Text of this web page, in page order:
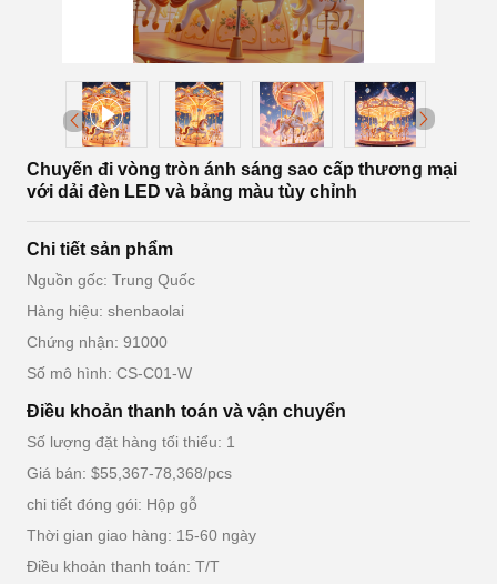
Chuyến đi vòng tròn ánh sáng sao cấp thương mại
với dải đèn LED và bảng màu tùy chỉnh
Chi tiết sản phẩm
Nguồn gốc: Trung Quốc
Hàng hiệu: shenbaolai
Chứng nhận: 91000
Số mô hình: CS-C01-W
Điều khoản thanh toán và vận chuyển
Số lượng đặt hàng tối thiểu: 1
Giá bán: $55,367-78,368/pcs
chi tiết đóng gói: Hộp gỗ
Thời gian giao hàng: 15-60 ngày
Điều khoản thanh toán: T/T